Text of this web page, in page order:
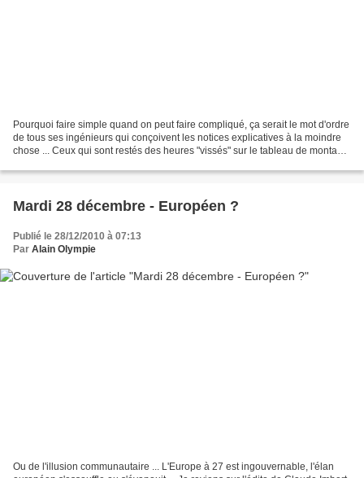
Pourquoi faire simple quand on peut faire compliqué, ça serait le mot d'ordre
de tous ses ingénieurs qui conçoivent les notices explicatives à la moindre
chose ... Ceux qui sont restés des heures "vissés" sur le tableau de montage
Mardi 28 décembre - Européen ?
Publié le 28/12/2010 à 07:13
Par Alain Olympie
Ou de l'illusion communautaire ... L'Europe à 27 est ingouvernable, l'élan